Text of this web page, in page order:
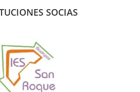
SOCIAS